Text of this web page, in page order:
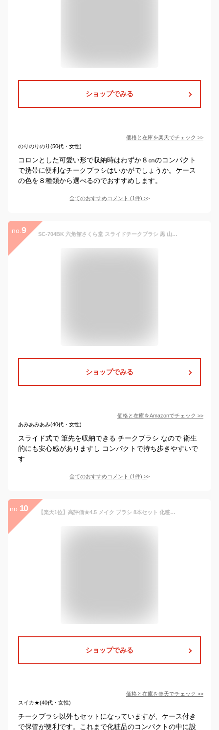
ショップでみる
価格と在庫を楽天でチェック >>
のりのりのり(50代・女性)
コロンとした可愛い形で収納時はわずか８㎝のコンパクト
で携帯に便利なチークブラシはいかがでしょうか。ケース
の色を８種類から選べるのでおすすめします。
全てのおすすめコメント (1件) >
no. 9 SC-704BK 六角館さくら堂 スライドチークブラシ 黒 山羊毛100% シンプルなデザイン 便利なケース付き
ショップでみる
価格と在庫をAmazonでチェック >>
あみあみあみ(40代・女性)
スライド式で 筆先を収納できる チークブラシ なので 衛生
的にも安心感がありますし コンパクトで持ち歩きやすいで
す
全てのおすすめコメント (1件) >
no. 10 【楽天1位】高評価★4.5 メイク ブラシ 8本セット 化粧ブラシ ファンデーションブラシ アイシャドウチップ パウダー＆チークブラシ 化粧ポーチ付き 旅行 贈り物 最適 日常のお化粧 デイリーメイク メイク道具 メイクアップ コンパクト チクチクしない リノウル
ショップでみる
価格と在庫を楽天でチェック >>
スイカ★(40代・女性)
チークブラシ以外もセットになっていますが、ケース付き
で保管が便利です。これまで化粧品のコンパクトの中に設